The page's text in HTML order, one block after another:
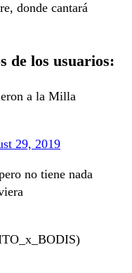
donde cantará
de los usuarios:
a la Milla
29, 2019
no tiene nada